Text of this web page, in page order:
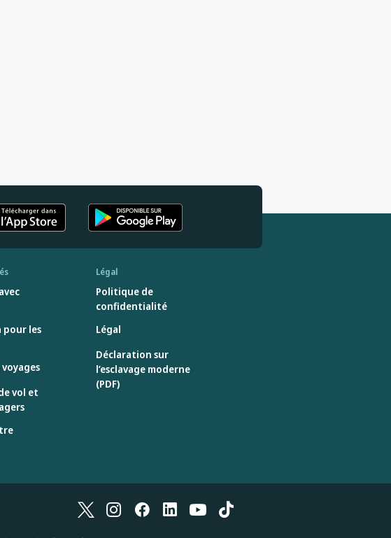
pour les
vol et
Légal
Politique de
confidentialité
Légal
Déclaration sur
l’esclavage moderne
(PDF)